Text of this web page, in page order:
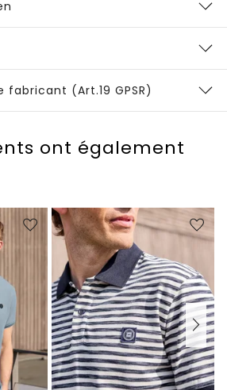
(Art.19 GPSR)
ont également